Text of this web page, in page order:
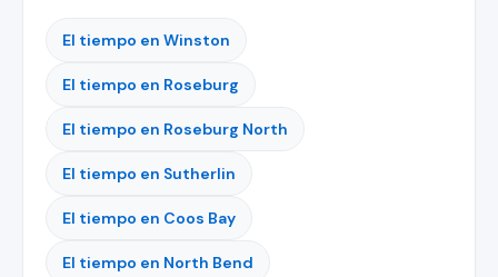
El tiempo en Winston
El tiempo en Roseburg
El tiempo en Roseburg North
El tiempo en Sutherlin
El tiempo en Coos Bay
El tiempo en North Bend